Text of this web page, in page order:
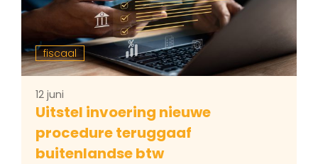
fiscaal
12 juni
Uitstel invoering nieuwe
procedure teruggaaf
buitenlandse btw